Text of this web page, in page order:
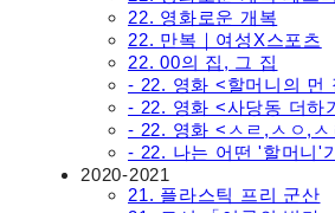
22. 영화로운 개복
22. 만복｜여성X스포츠
22. 00의 집, 그 집
- 22. 영화 <할머니의 먼
- 22. 영화 <사당동 더하
- 22. 영화 <ㅅㄹ,ㅅㅇ,
- 22. 나는 어떤 '할머니'
2020-2021
21. 플라스틱 프리 군산